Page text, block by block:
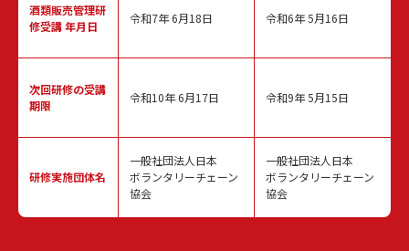
酒類販売管理研
修受講 年月日
次回研修の受講
期限
研修実施団体名
令和7年 6月18日
令和10年 6月17日
一般社団法人日本
ボランタリーチェーン
協会
令和6年 5月16日
令和9年 5月15日
一般社団法人日本
ボランタリーチェーン
協会